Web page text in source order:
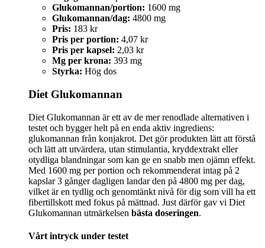
Glukomannan/portion: 1600 mg
Glukomannan/dag: 4800 mg
Pris: 183 kr
Pris per portion: 4,07 kr
Pris per kapsel: 2,03 kr
Mg per krona: 393 mg
Styrka: Hög dos
Diet Glukomannan
Diet Glukomannan är ett av de mer renodlade alternativen i
testet och bygger helt på en enda aktiv ingrediens:
glukomannan från konjakrot. Det gör produkten lätt att förstå
och lätt att utvärdera, utan stimulantia, kryddextrakt eller
otydliga blandningar som kan ge en snabb men ojämn effekt.
Med 1600 mg per portion och rekommenderat intag på 2
kapslar 3 gånger dagligen landar den på 4800 mg per dag,
vilket är en tydlig och genomtänkt nivå för dig som vill ha ett
fibertillskott med fokus på mättnad. Just därför gav vi Diet
Glukomannan utmärkelsen bästa doseringen.
Vårt intryck under testet